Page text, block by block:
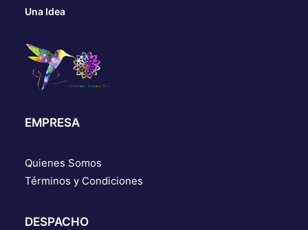
Una Idea
EMPRESA
Quienes Somos
Términos y Condiciones
DESPACHO